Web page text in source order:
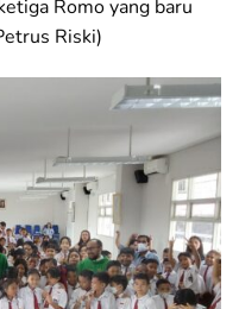
Romo yang baru
Riski)